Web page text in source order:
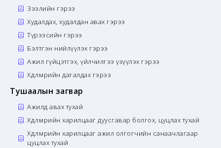
Зээлийн гэрээ
Худалдах, худалдан авах гэрээ
Түрээсийн гэрээ
Бэлтгэн нийлүүлэх гэрээ
Ажил гүйцэтгэх, үйлчилгээ үзүүлэх гэрээ
Хөдөлмөрийн дагалдах гэрээ
Тушаалын загвар
Ажилд авах тухай
Хөдөлмөрийн харилцааг дуусгавар болгох, цуцлах тухай
Хөдөлмөрийн харилцааг ажил олгогчийн санаачлагаар
цуцлах тухай